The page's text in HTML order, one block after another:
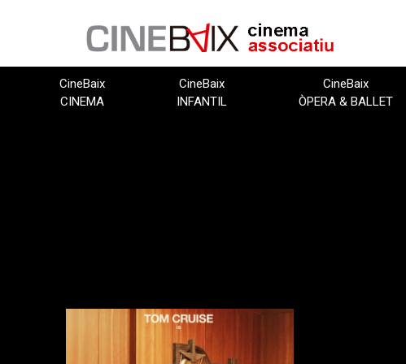
CineBaix
CINEMA
CineBaix
INFANTIL
CineBaix
ÒPERA & BALLET